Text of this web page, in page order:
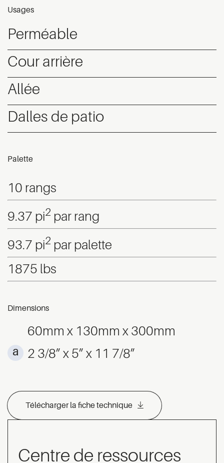
Usages
Perméable
Cour arrière
Allée
Dalles de patio
Palette
10 rangs
9.37 pi2 par rang
93.7 pi2 par palette
1875 lbs
Dimensions
60mm x 130mm x 300mm
2 3/8” x 5” x 11 7/8”
Télécharger la fiche technique
Centre de ressources